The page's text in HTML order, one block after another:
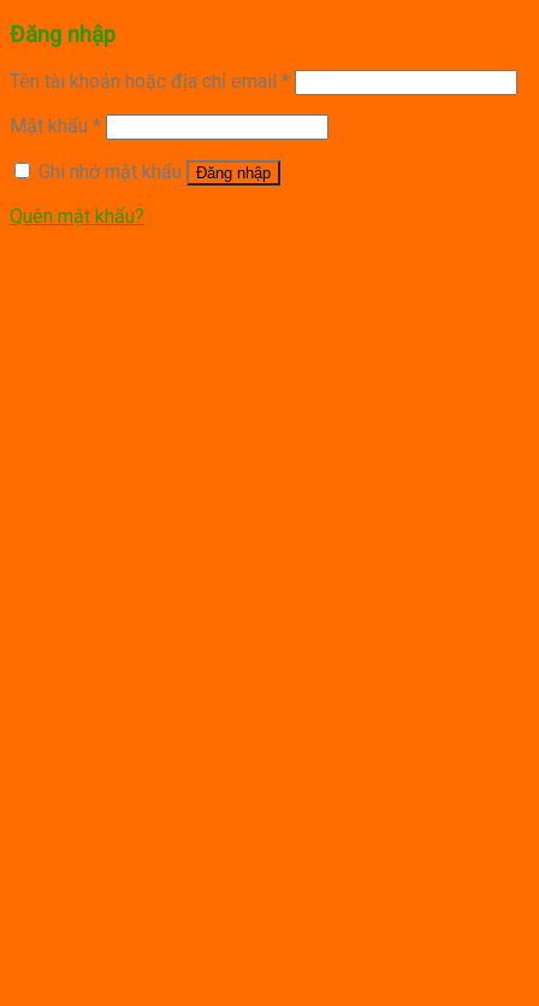
Đăng nhập
Tên tài khoản hoặc địa chỉ email *
Mật khẩu *
Ghi nhớ mật khẩu
Đăng nhập
Quên mật khẩu?